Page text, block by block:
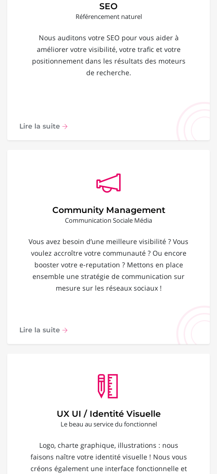
SEO
Référencement naturel
Nous auditons votre SEO pour vous aider à
améliorer votre visibilité, votre trafic et votre
positionnement dans les résultats des moteurs
de recherche.
Lire la suite
Community Management
Communication Sociale Média
Vous avez besoin d’une meilleure visibilité ? Vous
voulez accroître votre communauté ? Ou encore
booster votre e-reputation ? Mettons en place
ensemble une stratégie de communication sur
mesure sur les réseaux sociaux !
Lire la suite
UX UI / Identité Visuelle
Le beau au service du fonctionnel
Logo, charte graphique, illustrations : nous
faisons naître votre identité visuelle ! Nous vous
créons également une interface fonctionnelle et